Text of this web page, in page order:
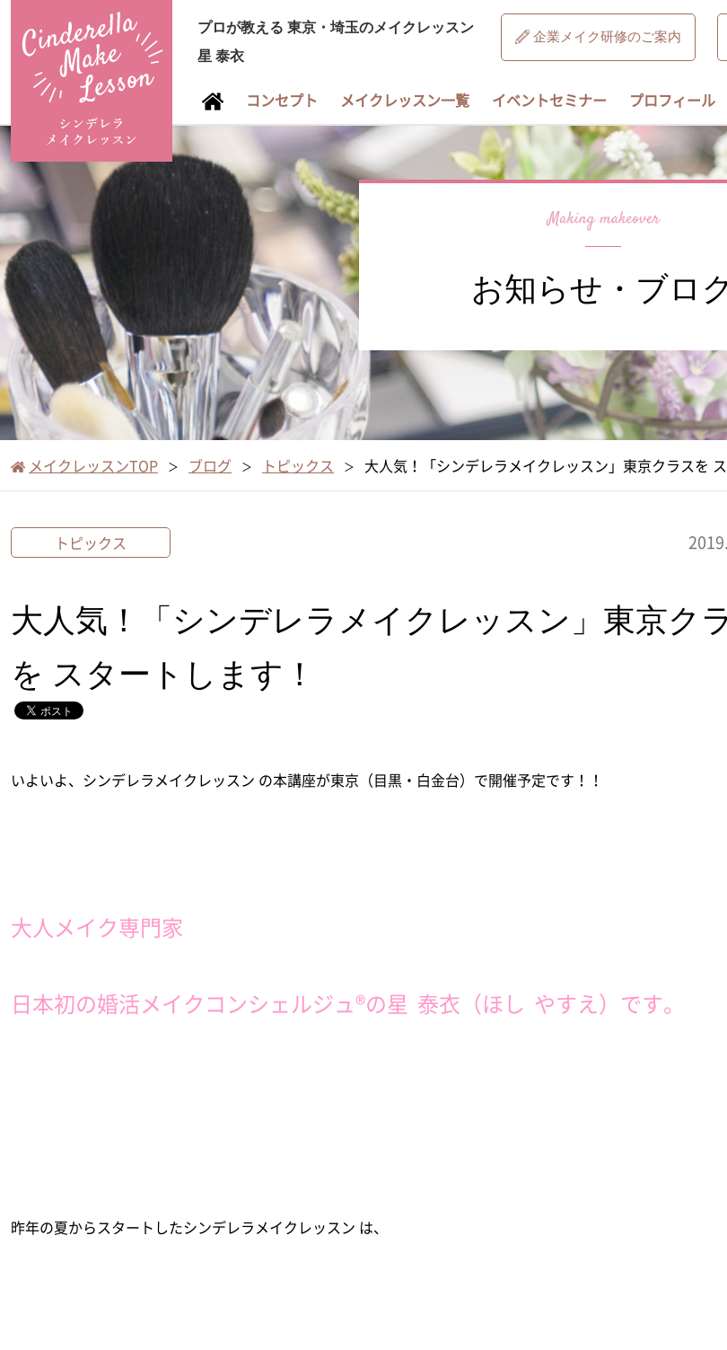
プロが教える 東京・埼玉のメイクレッスン
星 泰衣
企業メイク研修のご案内
コンセプト メイクレッスン一覧 イベントセミナー プロフィール
お知らせ・ブロ
メイクレッスンTOP ブログ トピックス 大人気！「シンデレラメイクレッスン」東京クラスを
トピックス
大人気！「シンデレラメイクレッスン」東京ク
を スタートします！
いよいよ、シンデレラメイクレッスン の本講座が東京（目黒・白金台）で開催予定です！！
大人メイク専門家
日本初の婚活メイクコンシェルジュ®︎の星 泰衣（ほし やすえ）です。
昨年の夏からスタートしたシンデレラメイクレッスン は、